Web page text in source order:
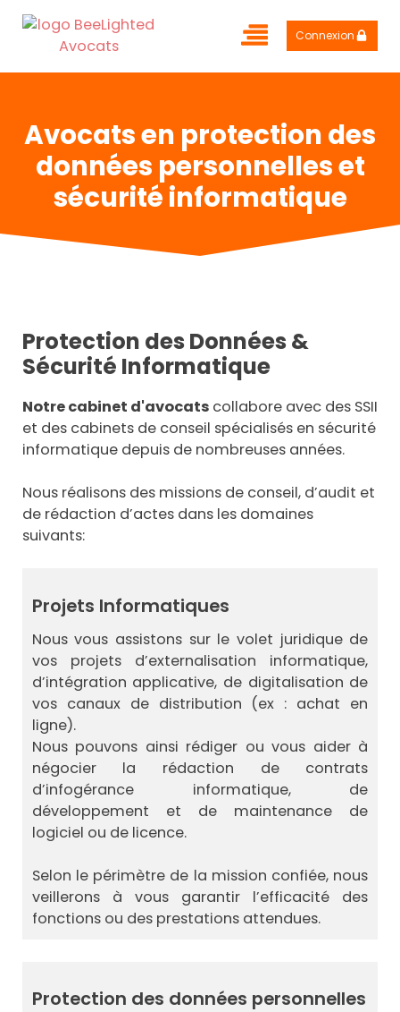
Connexion
Avocats en protection des
données personnelles et
sécurité informatique
Protection des Données &
Sécurité Informatique
Notre cabinet d'avocats collabore avec des SSII
et des cabinets de conseil spécialisés en sécurité
informatique depuis de nombreuses années.
Nous réalisons des missions de conseil, d’audit et
de rédaction d’actes dans les domaines
suivants:
Projets Informatiques
Nous vous assistons sur le volet juridique de
vos projets d’externalisation informatique,
d’intégration applicative, de digitalisation de
vos canaux de distribution (ex : achat en
ligne).
Nous pouvons ainsi rédiger ou vous aider à
négocier la rédaction de contrats
d’infogérance informatique, de
développement et de maintenance de
logiciel ou de licence.
Selon le périmètre de la mission confiée, nous
veillerons à vous garantir l’efficacité des
fonctions ou des prestations attendues.
Protection des données personnelles